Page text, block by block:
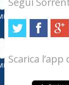
Scarica